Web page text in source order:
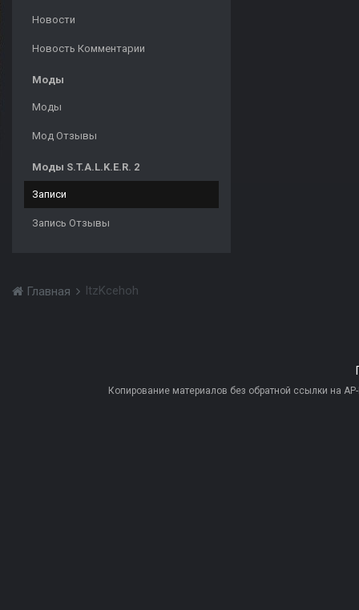
Новости
Новость Комментарии
Моды
Моды
Мод Отзывы
Моды S.T.A.L.K.E.R. 2
Записи
Запись Отзывы
Главная ItzKcehoh
Копирование материалов без обратной ссылки на